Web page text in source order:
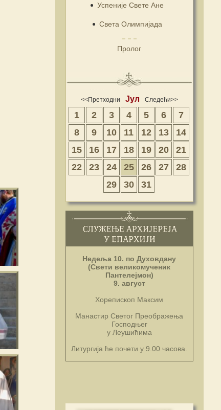
Успеније Свете Ане
Света Олимпијада
Пролог
<<Претходни Јул Следећи>>
1 2 3 4 5 6
7
8
9 10 11 12 13
14
15
16 17 18 19 20
21
22
23 24 25 26 27
28
29
30 31
Недеља 10. по Духовдану
(Свети великомученик
Пантелејмон)
9. август
Хорепископ Максим
Манастир Светог Преображења
Господњег
у Леушићима
Литургија ће почети у 9.00 часова.